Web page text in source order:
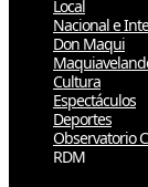
Local
Nacional e
Don Maqui
Cultura
Espectáculos
Deportes
Observatorio
RDM